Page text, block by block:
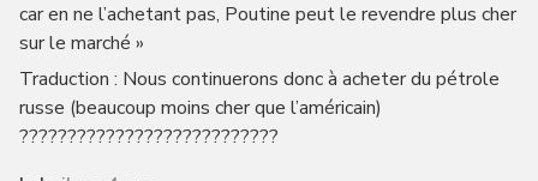
car en ne l’achetant pas, Poutine peut le revendre plus cher
sur le marché »
Traduction : Nous continuerons donc à acheter du pétrole
russe (beaucoup moins cher que l’américain)
???????????????????????????